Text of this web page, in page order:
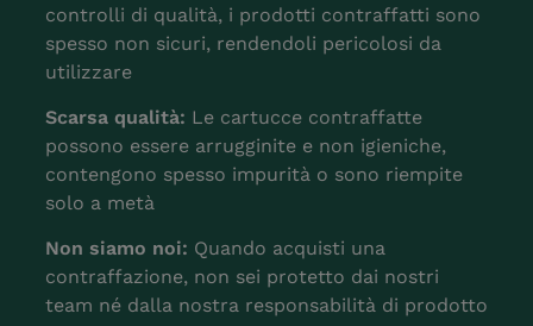
controlli di qualità, i prodotti contraffatti sono
spesso non sicuri, rendendoli pericolosi da
utilizzare
Scarsa qualità: Le cartucce contraffatte
possono essere arrugginite e non igieniche,
contengono spesso impurità o sono riempite
solo a metà
Non siamo noi: Quando acquisti una
contraffazione, non sei protetto dai nostri
team né dalla nostra responsabilità di prodotto